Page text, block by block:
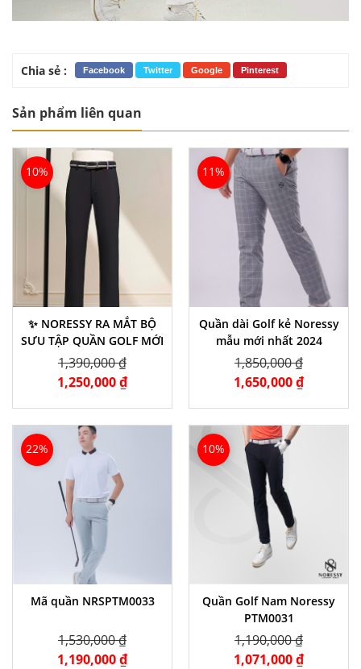
Chia sẻ : Facebook Twitter Google Pinterest
Sản phẩm liên quan
10%
✨ NORESSY RA MẮT BỘ
SƯU TẬP QUẦN GOLF MỚI
1,390,000 ₫
1,250,000 ₫
11%
Quần dài Golf kẻ Noressy
mẫu mới nhất 2024
1,850,000 ₫
1,650,000 ₫
22%
Mã quần NRSPTM0033
1,530,000 ₫
1,190,000 ₫
10%
Quần Golf Nam Noressy
PTM0031
1,190,000 ₫
1,071,000 ₫